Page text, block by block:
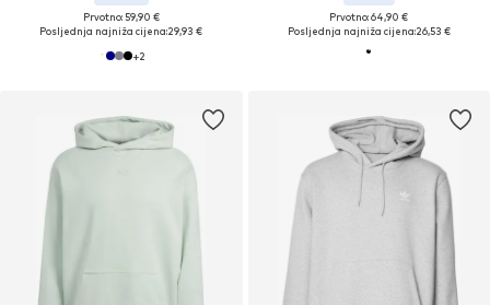
Prvotno: 59,90 €
Posljednja najniža cijena:29,93 €
+2
Prvotno: 64,90 €
Posljednja najniža cijena:26,53 €